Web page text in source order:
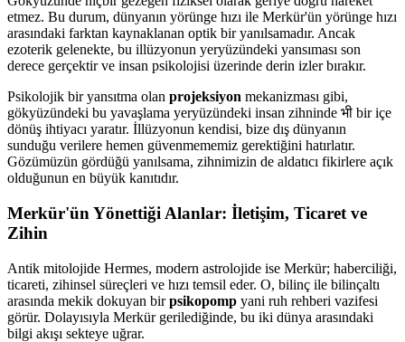
etmez. Bu durum, dünyanın yörünge hızı ile Merkür'ün yörünge hızı
arasındaki farktan kaynaklanan optik bir yanılsamadır. Ancak
ezoterik gelenekte, bu illüzyonun yeryüzündeki yansıması son
derece gerçektir ve insan psikolojisi üzerinde derin izler bırakır.
Psikolojik bir yansıtma olan projeksiyon mekanizması gibi,
gökyüzündeki bu yavaşlama yeryüzündeki insan zihninde भी bir içe
dönüş ihtiyacı yaratır. İllüzyonun kendisi, bize dış dünyanın
sunduğu verilere hemen güvenmememiz gerektiğini hatırlatır.
Gözümüzün gördüğü yanılsama, zihnimizin de aldatıcı fikirlere açık
olduğunun en büyük kanıtıdır.
Merkür'ün Yönettiği Alanlar: İletişim, Ticaret ve
Zihin
Antik mitolojide Hermes, modern astrolojide ise Merkür; haberciliği,
ticareti, zihinsel süreçleri ve hızı temsil eder. O, bilinç ile bilinçaltı
arasında mekik dokuyan birpsikopomp yani ruh rehberi vazifesi
görür. Dolayısıyla Merkür gerilediğinde, bu iki dünya arasındaki
bilgi akışı sekteye uğrar.